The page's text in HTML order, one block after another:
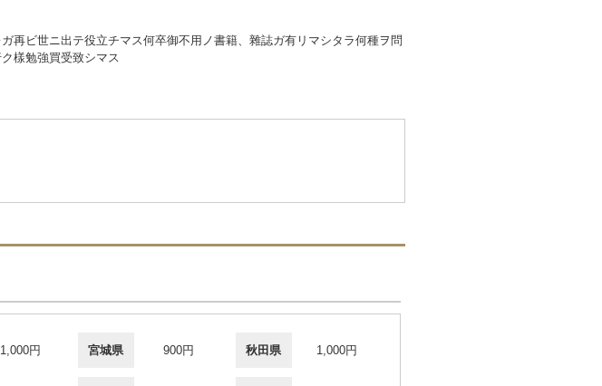
再ビ世ニ出テ役立チマス何卒御不用ノ書籍、雜誌ガ有リマシタラ何種ヲ問
樣勉強買受致シマス
1,000円 宮城県 900円 秋田県 1,000円